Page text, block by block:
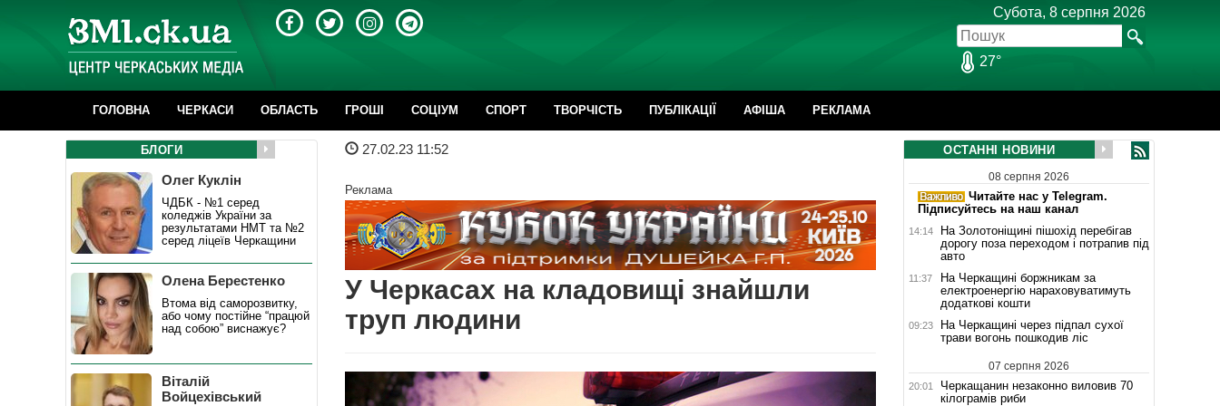
Субота, 8 серпня 2026
27°
ГОЛОВНА ЧЕРКАСИ ОБЛАСТЬ ГРОШІ CОЦІУМ СПОРТ ТВОРЧІСТЬ ПУБЛІКАЦІЇ АФІША РЕКЛАМА
27.02.23 11:52
Реклама
У Черкасах на кладовищі знайшли
труп людини
БЛОГИ
Олег Куклін
ЧДБК - №1 серед
коледжів України за
результатами НМТ та №2
серед ліцеїв Черкащини
Олена Берестенко
Втома від саморозвитку,
або чому постійне “працюй
над собою” виснажує?
Віталій
Войцехівський
ОСТАННІ НОВИНИ
08 серпня 2026
Читайте нас у Telegram.
Підписуйтесь на наш канал
14:14
На Золотоніщині пішохід перебігав
дорогу поза переходом і потрапив під
авто
11:37
На Черкащині боржникам за
електроенергію нараховуватимуть
додаткові кошти
09:23
На Черкащині через підпал сухої
трави вогонь пошкодив ліс
07 серпня 2026
20:01
Черкащанин незаконно виловив 70
кілограмів риби